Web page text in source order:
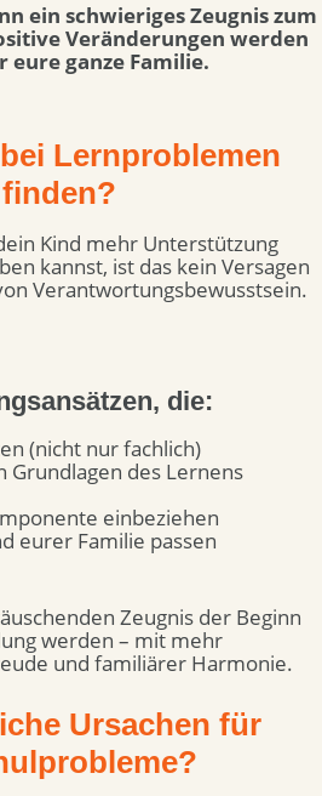
ein schwieriges Zeugnis zum
Veränderungen werden
ganze Familie.
Lernproblemen
Kind mehr Unterstützung
kannst, ist das kein Versagen
Verantwortungsbewusstsein.
die:
(nicht nur fachlich)
Grundlagen des Lernens
einbeziehen
eurer Familie passen
Zeugnis der Beginn
werden – mit mehr
und familiärer Harmonie.
Ursachen für